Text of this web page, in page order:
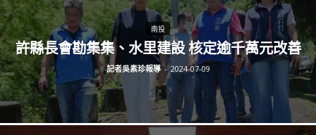
南投
許縣長會勘集集、水里建設 核定逾千萬元改善
記者吳素珍報導 - 2024-07-09